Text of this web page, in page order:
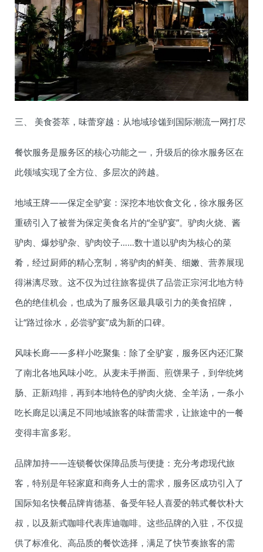
三、 美食荟萃，味蕾穿越：从地域珍馐到国际潮流一网打尽
餐饮服务是服务区的核心功能之一，升级后的徐水服务区在
此领域实现了全方位、多层次的跨越。
地域王牌——保定全驴宴：深挖本地饮食文化，徐水服务区
重磅引入了被誉为保定美食名片的“全驴宴”。驴肉火烧、酱
驴肉、爆炒驴杂、驴肉饺子……数十道以驴肉为核心的菜
肴，经过厨师的精心烹制，将驴肉的鲜美、细嫩、营养展现
得淋漓尽致。这不仅为过往旅客提供了品尝正宗河北地方特
色的绝佳机会，也成为了服务区最具吸引力的美食招牌，
让“路过徐水，必尝驴宴”成为新的口碑。
风味长廊——多样小吃聚集：除了全驴宴，服务区内还汇聚
了南北各地风味小吃。从麦未手擀面、煎饼果子，到华统烤
肠、正新鸡排，再到本地特色的驴肉火烧、全羊汤，一条小
吃长廊足以满足不同地域旅客的味蕾需求，让旅途中的一餐
变得丰富多彩。
品牌加持——连锁餐饮保障品质与便捷：充分考虑现代旅
客，特别是年轻家庭和商务人士的需求，服务区成功引入了
国际知名快餐品牌肯德基、备受年轻人喜爱的韩式餐饮朴大
叔，以及新式咖啡代表库迪咖啡。这些品牌的入驻，不仅提
供了标准化、高品质的餐饮选择，满足了快节奏旅客的需